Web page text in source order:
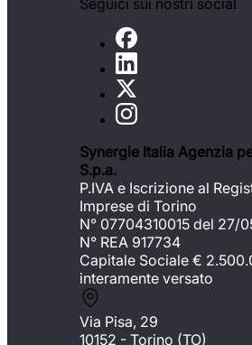
Seguici sui nostri social
Synergie Italia Agenzia
S.p.a.
P.IVA e Iscrizione al
Imprese di Torino
N° 07704310015 del 27/
N° REA 917734
Capitale Sociale €
interamente versato
Via Pisa, 29
10152 - Torino (TO)